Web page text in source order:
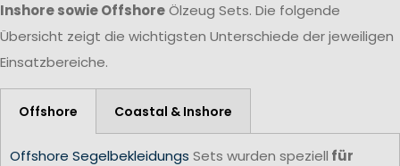
Inshore sowie OffshoreÖlzeug Sets. Die folgende
Übersicht zeigt die wichtigsten Unterschiede der jeweiligen
Einsatzbereiche.
Offshore Coastal & Inshore
Offshore Segelbekleidungs Sets wurden speziell für